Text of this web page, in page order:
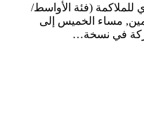
للملاكمة (فئة الأواسط/
مساء الخميس إلى
في نسخة…